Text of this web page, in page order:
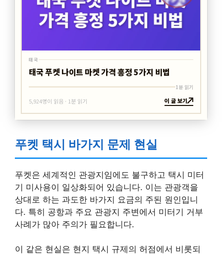
태국
태국 푸켓 나이트 마켓 가격 흥정 5가지 비법
1분 읽기
5,924명이 읽음 · 1분 읽기 이 글 보기
푸켓 택시 바가지 문제 현실
푸켓은 세계적인 관광지임에도 불구하고 택시 미터
기 미사용이 일상화되어 있습니다. 이는 관광객을
상대로 하는 과도한 바가지 요금의 주된 원인입니
다. 특히 공항과 주요 관광지 주변에서 미터기 거부
사례가 많아 주의가 필요합니다.
이 같은 현실은 현지 택시 규제의 허점에서 비롯되